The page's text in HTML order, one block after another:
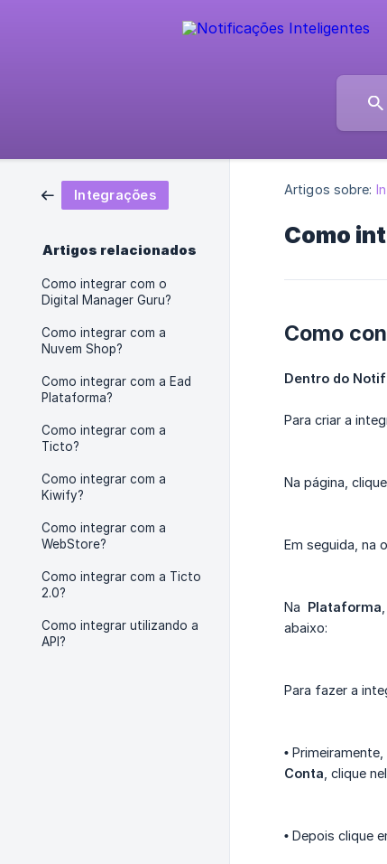
Integrações
Artigos relacionados
Como integrar com o
Digital Manager Guru?
Como integrar com a
Nuvem Shop?
Como integrar com a Ead
Plataforma?
Como integrar com a
Ticto?
Como integrar com a
Kiwify?
Como integrar com a
WebStore?
Como integrar com a Ticto
2.0?
Como integrar utilizando a
API?
Artigos sobre:
Como
Como
Dentro do
Para criar a
Na página,
Em seguida, na
Na Plataforma
abaixo:
Para fazer a
•
Conta , clique
• Depois clique